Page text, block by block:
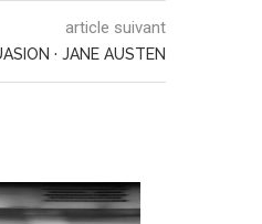
article suivant
· JANE AUSTEN